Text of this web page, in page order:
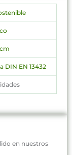
DIN EN 13432
en nuestros